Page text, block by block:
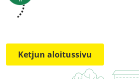
Ketjun aloitussivu